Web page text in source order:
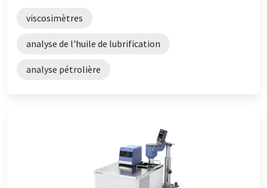
viscosimètres
analyse de l'huile de lubrification
analyse pétrolière